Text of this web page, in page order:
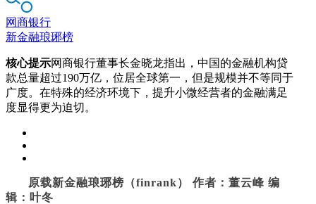
网商银行
新金融琅琊榜
核心提示网商银行董事长金晓龙指出，中国的金融机构贷
款总量超过190万亿，位居全球第一，但是规模并不等同于
广度。在特殊的经济环境下，提升小微经营者的金融满足
度显得更为迫切。
原载新金融琅琊榜（finrank） 作者：董云峰 编
辑：叶冬